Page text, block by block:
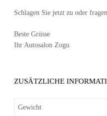
Schlagen Sie jetzt zu oder
Beste Grüsse
Ihr Autosalon Zogu
ZUSÄTZLICHE
Gewicht